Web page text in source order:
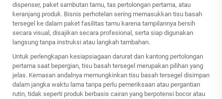
dispenser, paket sambutan tamu, tas pertolongan pertama, atau
keranjang produk. Bisnis perhotelan sering memasukkan tisu basah
tersegel ke dalam paket fasilitas tamu karena tampilannya bersih
secara visual, disajikan secara profesional, serta siap digunakan
langsung tanpa instruksi atau langkah tambahan.
Untuk perlengkapan kesiapsiagaan darurat dan kantong pertolongan
pertama saat bepergian, tisu basah tersegel merupakan pilihan yang
jelas. Kemasan andalnya memungkinkan tisu basah tersegel disimpan
dalam jangka waktu lama tanpa perlu pemeriksaan atau pergantian
rutin, tidak seperti produk berbasis cairan yang berpotensi bocor atau